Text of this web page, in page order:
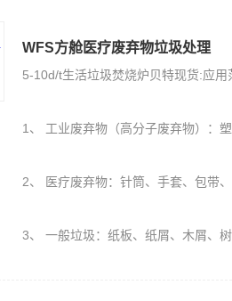
WFS方舱医疗废弃物垃圾处理
5-10d/t生活垃圾焚烧炉贝特现货:应用
1、 工业废弃物（高分子废弃物）：塑料PE、PU、橡胶（轮胎）、保丽
2、 医疗废弃物：针筒、手套、包带
3、 一般垃圾：纸板、纸屑、木屑、